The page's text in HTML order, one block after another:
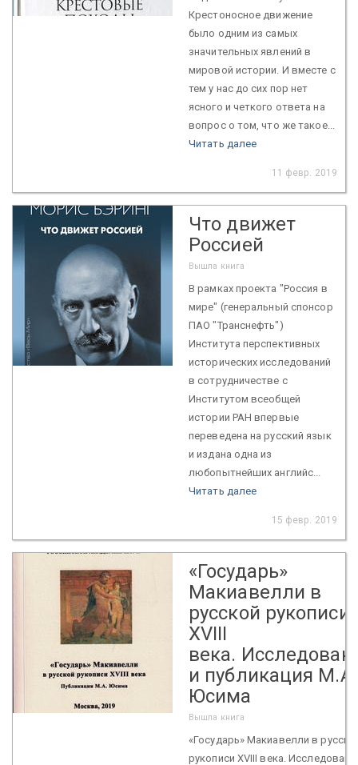
Крестоносное движение
было одним из самых
значительных явлений в
мировой истории. И вместе с
тем у нас до сих пор нет
ясного и четкого ответа на
вопрос о том, что же такое...
Читать далее
11 февр. 2019
Что движет
Россией
Вышла книга
В рамках проекта "Россия в
мире" (генеральный спонсор
ПАО "Транснефть")
Института перспективных
исторических исследований
в сотрудничестве с
Институтом всеобщей
истории РАН впервые
переведена на русский язык
и издана одна из
любопытнейших английс...
Читать далее
15 февр. 2019
«Государь»
Макиавелли в
русской рукописи
XVIII
века.
и публикация М.А.
Юсима
Вышла книга
«Государь» Макиавелли в
рукописи XVIII века.